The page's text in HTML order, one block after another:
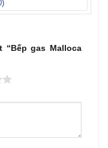
)
gas Malloca